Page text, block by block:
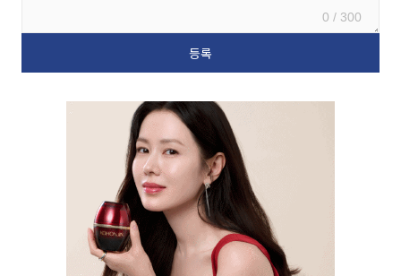
0 / 300